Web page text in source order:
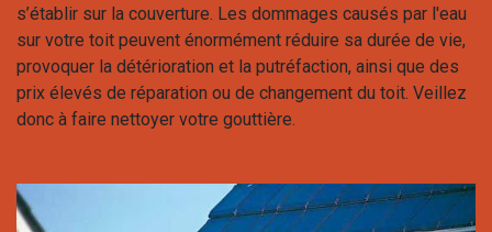
s’établir sur la couverture. Les dommages causés par l'eau
sur votre toit peuvent énormément réduire sa durée de vie,
provoquer la détérioration et la putréfaction, ainsi que des
prix élevés de réparation ou de changement du toit. Veillez
donc à faire nettoyer votre gouttière.